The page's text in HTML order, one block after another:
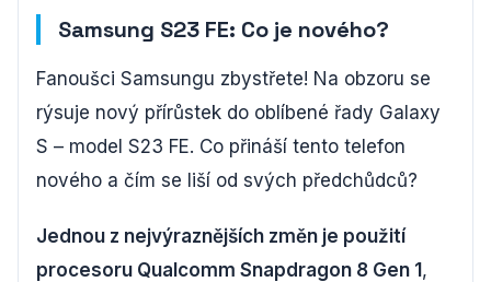
Samsung S23 FE: Co je nového?
Fanoušci Samsungu zbystřete! Na obzoru se
rýsuje nový přírůstek do oblíbené řady Galaxy
S – model S23 FE. Co přináší tento telefon
nového a čím se liší od svých předchůdců?
Jednou z nejvýraznějších změn je použití
procesoru Qualcomm Snapdragon 8 Gen 1,